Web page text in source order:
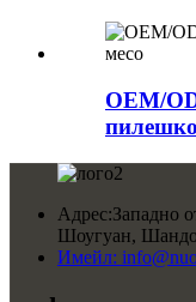
OEM/
Адрес:Западно
Шоугуан,
Имейл: